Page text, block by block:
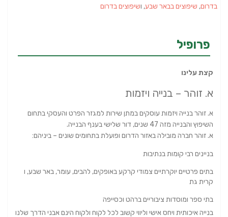
בדרום, שיפוצים בבאר שבע, ושיפוצים בדרום
פרופיל
קצת עלינו
א. זוהר – בנייה ויזמות
א. זוהר בנייה ויזמות עוסקים במתן שירות למגזר הפרט והעסקי בתחום
השיפוץ והבנייה מזה 47 שנים, דור שלישי בענף הבנייה.
א. זוהר חברה מובילה באזור הדרום ופועלת בתחומים שונים – ביניהם:
בניינים רבי קומות בנתיבות
בתים פרטיים יוקרתיים צמודי קרקע באופקים, להבים, עומר, באר שבע, ו
קרית גת
בתי ספר ומוסדות ציבוריים ברהט וכסייפה
בנייה איכותית ויחס אישי וליווי קשוב לכל לקוח ולקוח הינם אבני הדרך שלנו